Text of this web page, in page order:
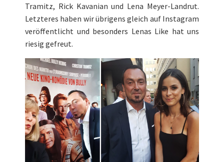
Tramitz, Rick Kavanian und Lena Meyer-Landrut.
Letzteres haben wir übrigens gleich auf Instagram
veröffentlicht und besonders Lenas Like hat uns
riesig gefreut.